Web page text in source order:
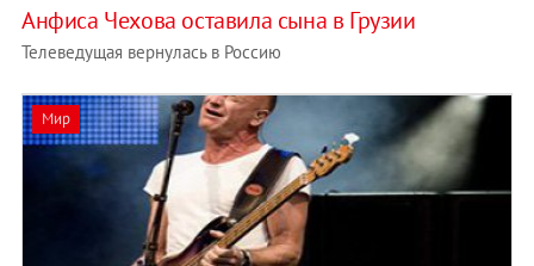
Анфиса Чехова оставила сына в Грузии
Телеведущая вернулась в Россию
Мир